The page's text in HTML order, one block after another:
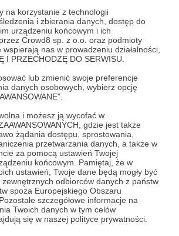
na korzystanie z technologii
i zbierania danych, dostęp do
urządzeniu końcowym i ich
Crowd8 sp. z o.o. oraz podmioty
nas w prowadzeniu działalności,
I PRZECHODZĘ DO SERWISU.
lub zmienić swoje preferencje
danych osobowych, wybierz opcję
i możesz ją wycofać w
gdzie jest także
żądania dostępu, sprostowania,
przetwarzania danych, a także w
za pomocą ustawień Twojej
końcowym. Pamiętaj, że w
ustawień, Twoje dane będą mogły być
odbiorców danych z państw
spoza Europejskiego Obszaru
szczegółowe informacje na
Twoich danych w tym celów
się w naszej polityce prywatności.
przez Ciebie adres wyślemy także
oraz:
logo
i długopis z naszym logo
regularne wsparcie ma dla nas
Mocno wierzymy, że przy
wspaniałych Patronów uda nam
cel dzięki któremu będziemy
naszą misję darmowej